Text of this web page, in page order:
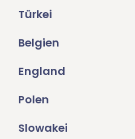
Türkei
Belgien
England
Polen
Slowakei